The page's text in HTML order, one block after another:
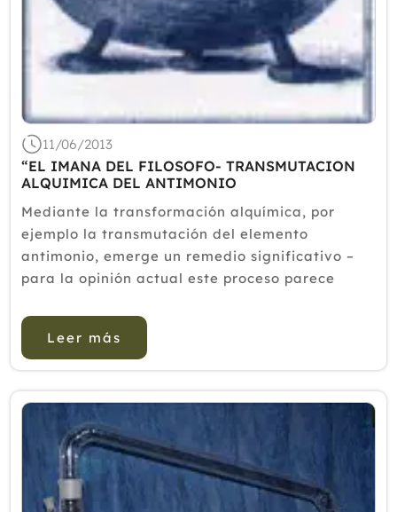
11/06/2013
“EL IMANA DEL FILOSOFO- TRANSMUTACION
ALQUIMICA DEL ANTIMONIO
Mediante la transformación alquímica, por
ejemplo la transmutación del elemento
antimonio, emerge un remedio significativo –
para la opinión actual este proceso parece
Universidad de Munich. Nadie lo creía, pero ¡los
alquimistas estaban en lo c...
Leer más